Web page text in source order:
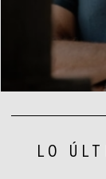
LO